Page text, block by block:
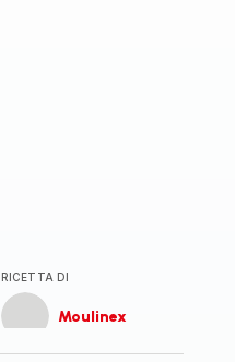
RICETTA DI
Moulinex